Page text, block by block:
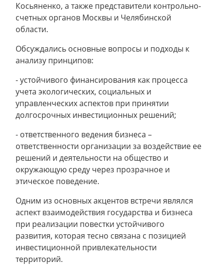
Косьяненко, а также представители контрольно-
счетных органов Москвы и Челябинской
области.
Обсуждались основные вопросы и подходы к
анализу принципов:
- устойчивого финансирования как процесса
учета экологических, социальных и
управленческих аспектов при принятии
долгосрочных инвестиционных решений;
- ответственного ведения бизнеса –
ответственности организации за воздействие ее
решений и деятельности на общество и
окружающую среду через прозрачное и
этическое поведение.
Одним из основных акцентов встречи являлся
аспект взаимодействия государства и бизнеса
при реализации повестки устойчивого
развития, которая тесно связана с позицией
инвестиционной привлекательности
территорий.